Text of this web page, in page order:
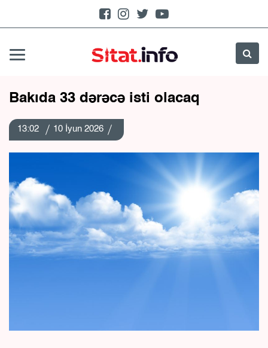
Bakıda 33 dərəcə isti olacaq
13:02 10 İyun 2026